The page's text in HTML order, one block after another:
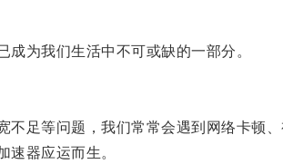
为我们生活中不可或缺的一部分。
足等问题，我们常常会遇到网络卡顿、
器应运而生。